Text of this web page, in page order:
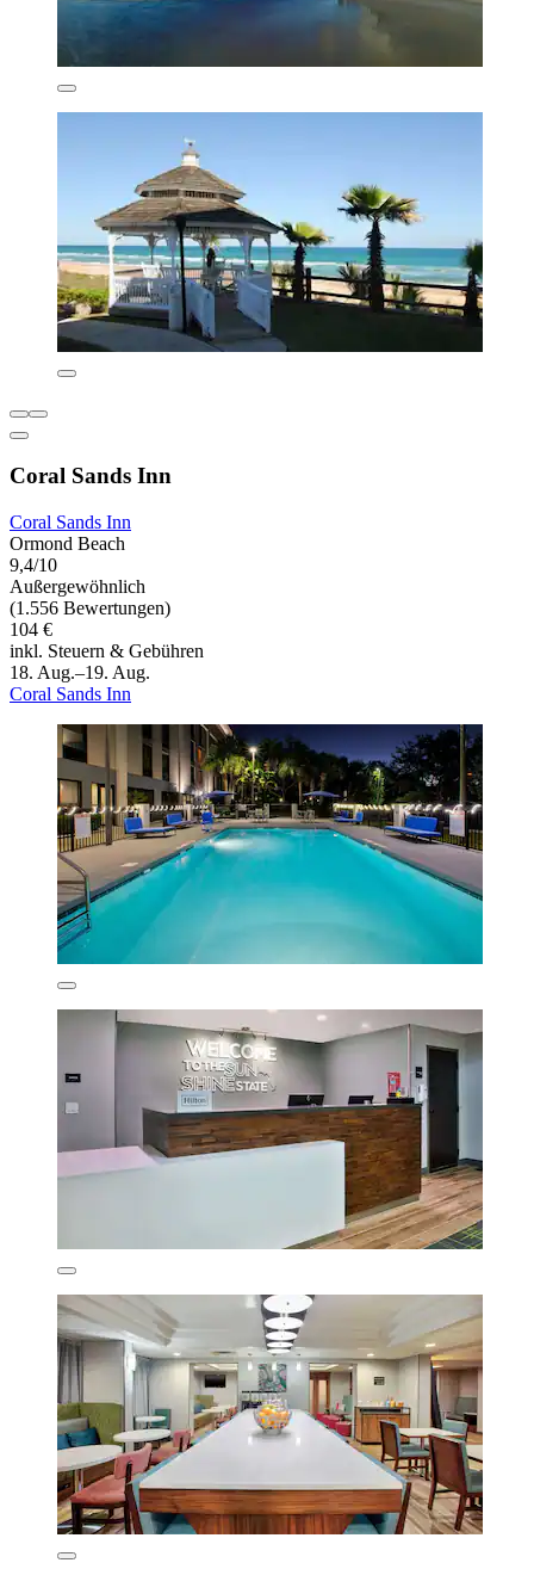
Coral Sands Inn
Coral Sands Inn
Ormond Beach
9,4/10
Außergewöhnlich
(1.556 Bewertungen)
104 €
inkl. Steuern & Gebühren
18. Aug.–19. Aug.
Coral Sands Inn